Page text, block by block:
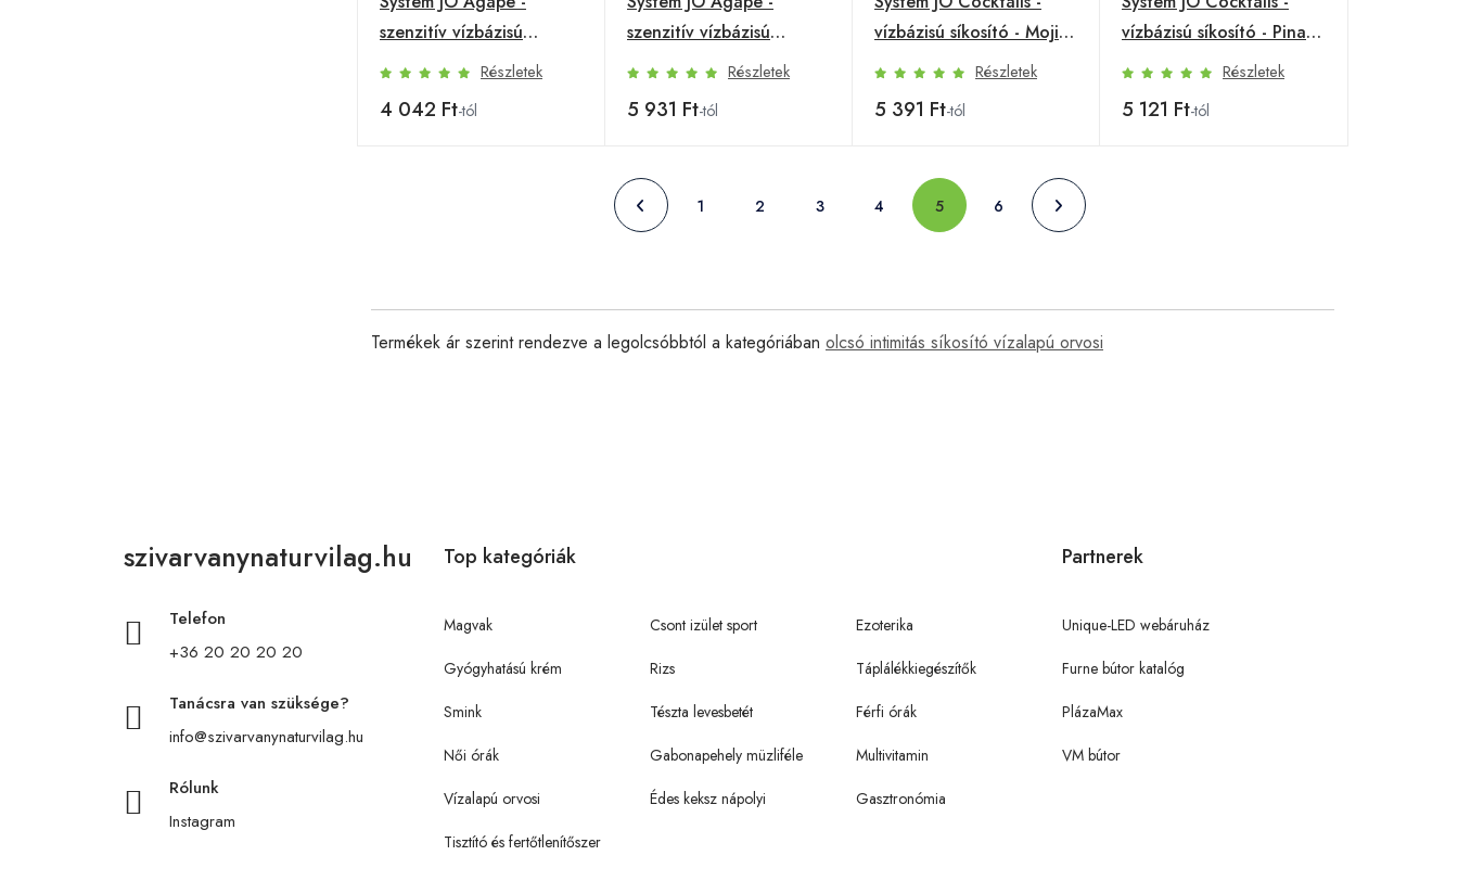
szenzitív vízbázisú
síkosító (30 ml)Részletek
4 042 Ft-tól
szenzitív vízbázisú
síkosító (60 ml)Részletek
5 931 Ft-tól
vízbázisú síkosító - Mojito
(60ml)
Részletek
5 391 Ft-tól
vízbázisú síkosító - Pina
Colada (60ml)Részletek
5 121 Ft-tól
1 2 3 4 5 6
Termékek ár szerint rendezve a legolcsóbbtól a kategóriában olcsó intimitás síkosító vízalapú orvosi
szivarvanynaturvilag.hu
Telefon
+36 20 20 20 20
Tanácsra van szüksége?
info@szivarvanynaturvilag.hu
Rólunk
Instagram
Top kategóriák
Magvak
Gyógyhatású krém
Smink
Női órák
Vízalapú orvosi
Tisztító és fertőtlenítőszer
Csont izület sport
Rizs
Tészta levesbetét
Gabonapehely müzliféle
Édes keksz nápolyi
Ezoterika
Táplálékkiegészítők
Férfi órák
Multivitamin
Gasztronómia
Partnerek
Unique-LED webáruház
Furne bútor katalóg
PlázaMax
VM bútor